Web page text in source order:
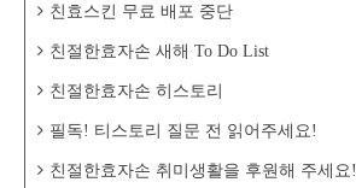
친효스킨 무료 배포 중단
친절한효자손 새해 To Do List
친절한효자손 히스토리
필독! 티스토리 질문 전 읽어주세요!
친절한효자손 취미생활을 후원해 주세요!